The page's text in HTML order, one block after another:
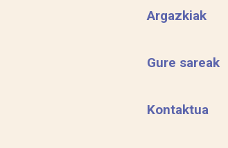
Argazkiak
Gure sareak
Kontaktua